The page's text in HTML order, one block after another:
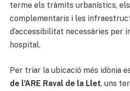
terme els tràmits urbanístics,
complementaris i les
d’accessibilitat necessàries per
hospital.
Per triar la ubicació més idònia
de l’ARE Raval de la Llet, uns